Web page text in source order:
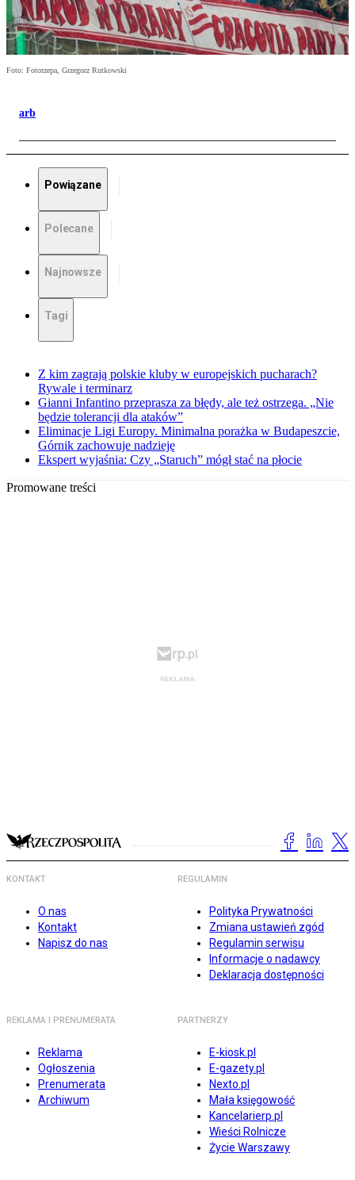
Foto: Fotorzepa, Grzegorz Rutkowski
arb
Powiązane
Polecane
Najnowsze
Tagi
Z kim zagrają polskie kluby w europejskich pucharach?
Rywale i terminarz
Gianni Infantino przeprasza za błędy, ale też ostrzega. „Nie
będzie tolerancji dla ataków”
Eliminacje Ligi Europy. Minimalna porażka w Budapeszcie,
Górnik zachowuje nadzieję
Ekspert wyjaśnia: Czy „Staruch” mógł stać na płocie
Promowane treści
KONTAKT
O nas
Kontakt
Napisz do nas
REGULAMIN
Polityka Prywatności
Zmiana ustawień zgód
Regulamin serwisu
Informacje o nadawcy
Deklaracja dostępności
REKLAMA I PRENUMERATA
Reklama
Ogłoszenia
Prenumerata
Archiwum
PARTNERZY
E-kiosk.pl
E-gazety.pl
Nexto.pl
Mała księgowość
Kancelarierp.pl
Wieści Rolnicze
Życie Warszawy